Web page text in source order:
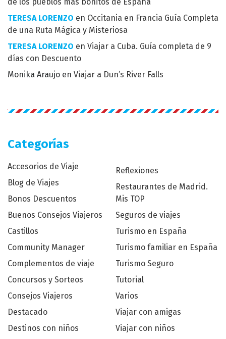
TERESA LORENZO en Occitania en Francia Guía Completa
de una Ruta Mágica y Misteriosa
TERESA LORENZO en Viajar a Cuba. Guía completa de 9
días con Descuento
Monika Araujo en Viajar a Dun’s River Falls
Categorías
Accesorios de Viaje
Blog de Viajes
Bonos Descuentos
Buenos Consejos Viajeros
Castillos
Community Manager
Complementos de viaje
Concursos y Sorteos
Consejos Viajeros
Destacado
Destinos con niños
Reflexiones
Restaurantes de Madrid.
Mis TOP
Seguros de viajes
Turismo en España
Turismo familiar en España
Turismo Seguro
Tutorial
Varios
Viajar con amigas
Viajar con niños